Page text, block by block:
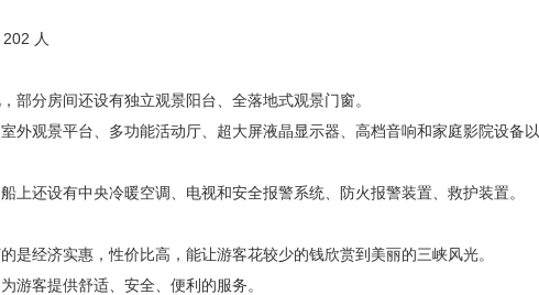
人
部分房间还设有独立观景阳台、全落地式观景门窗。
外观景平台、多功能活动厅、超大屏液晶显示器、高档音响和家庭影院设备以
上还设有中央冷暖空调、电视和安全报警系统、防火报警装置、救护装置。
是经济实惠，性价比高，能让游客花较少的钱欣赏到美丽的三峡风光。
游客提供舒适、安全、便利的服务。